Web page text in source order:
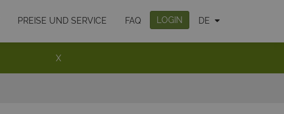
PREISE UND SERVICE FAQ LOGIN DE
X